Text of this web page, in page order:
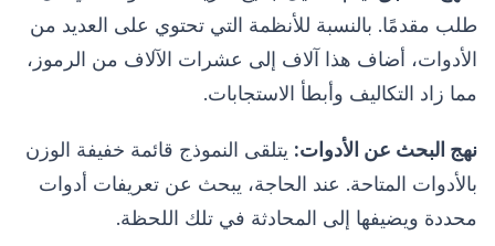
طلب مقدمًا. بالنسبة للأنظمة التي تحتوي على العديد من
الأدوات، أضاف هذا آلاف إلى عشرات الآلاف من الرموز،
مما زاد التكاليف وأبطأ الاستجابات.
نهج البحث عن الأدوات: يتلقى النموذج قائمة خفيفة الوزن
بالأدوات المتاحة. عند الحاجة، يبحث عن تعريفات أدوات
محددة ويضيفها إلى المحادثة في تلك اللحظة.